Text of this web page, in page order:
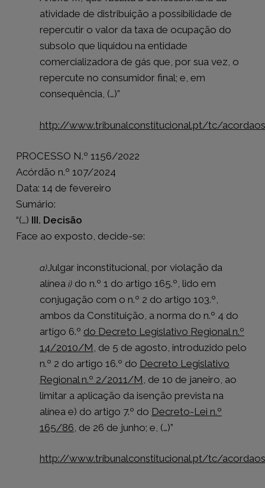
atividade de distribuição a possibilidade de
repercutir o valor da taxa de ocupação do
subsolo que liquidou na entidade
comercializadora de gás que, por sua vez, o
repercute no consumidor final; e, em
consequência, (…)”
http://www.tribunalconstitucional.pt/tc/
PROCESSO N.º 1156/2022
Acórdão n.º 107/2024
Data: 14 de fevereiro
Sumário:
“(…) III. Decisão
Face ao exposto, decide-se:
a)Julgar inconstitucional, por violação da
alínea i) do n.º 1 do artigo 165.º, lido em
conjugação com o n.º 2 do artigo 103.º,
ambos da Constituição, a norma do n.º 4 do
artigo 6.º do Decreto Legislativo Regional n.º
14/2010/M , de 5 de agosto, introduzido pelo
n.º 2 do artigo 16.º do Decreto Legislativo
Regional n.º 2/2011/M , de 10 de janeiro, ao
limitar a aplicação da isenção prevista na
alínea e) do artigo 7.º do Decreto-Lei n.º
165/86 , de 26 de junho; e, (…)”
http://www.tribunalconstitucional.pt/tc/